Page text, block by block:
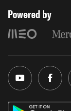
Powered by